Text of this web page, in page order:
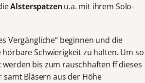
Alsterspatzenu.a. mit ihrem Solo-
Vergängliche“ beginnen und die
Schwierigkeit zu halten. Um so
bis zum rauschhaften ff dieses
Bläsern aus der Höhe